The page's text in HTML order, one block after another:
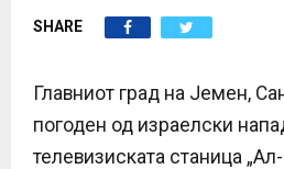
E
N
U
SHARE
Главниот град на Јемен,
погоден од израелски
телевизиската станица